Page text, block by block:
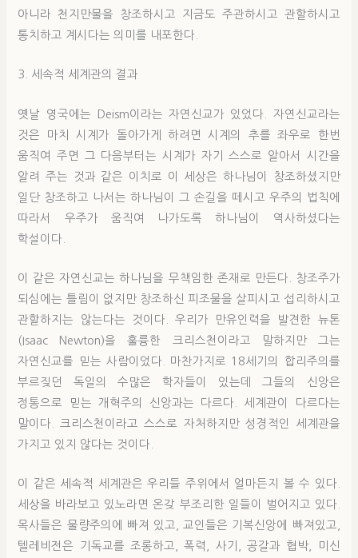
아니라 천지만물을 창조하시고 지금도 주관하시고 관할하시고
통치하고 계시다는 의미를 내포한다.
3. 세속적 세계관의 결과
옛날 영국에는 Deism이라는 자연신교가 있었다. 자연신교라는
것은 마치 시계가 돌아가게 하려면 시계의 추를 좌우로 한번
움직여 주면 그 다음부터는 시계가 자기 스스로 알아서 시간을
알려 주는 것과 같은 이치로 이 세상은 하나님이 창조하셨지만
일단 창조하고 나서는 하나님이 그 손길을 떼시고 우주의 법칙에
따라서 우주가 움직여 나가도록 하나님이 역사하셨다는
학설이다.
이 같은 자연신교는 하나님을 무책임한 존재로 만든다. 창조주가
되심에는 틀림이 없지만 창조하신 피조물을 살피시고 섭리하시고
관할하지는 않는다는 것이다. 우리가 만유인력을 발견한 뉴톤
(Isaac Newton)을 훌륭한 크리스천이라고 말하지만 그는
자연신교를 믿는 사람이었다. 마찬가지로 18세기의 합리주의를
부르짖던 독일의 수많은 학자들이 있는데 그들의 신앙은
정통으로 믿는 개혁주의 신앙과는 다르다. 세계관이 다르다는
말이다. 크리스천이라고 스스로 자처하지만 성경적인 세계관을
가지고 있지 않다는 것이다.
이 같은 세속적 세계관은 우리들 주위에서 얼마든지 볼 수 있다.
세상을 바라보고 있노라면 온갖 부조리한 일들이 벌어지고 있다.
목사들은 물량주의에 빠져 있고, 교인들은 기복신앙에 빠져있고,
텔레비전은 기독교를 조롱하고, 폭력, 사기, 공갈과 협박, 미신